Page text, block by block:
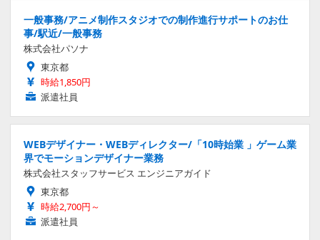
一般事務/アニメ制作スタジオでの制作進行サポートのお仕
事/駅近/一般事務
株式会社パソナ
東京都
時給1,850円
派遣社員
WEBデザイナー・WEBディレクター/「10時始業 」ゲーム業
界でモーションデザイナー業務
株式会社スタッフサービス エンジニアガイド
東京都
時給2,700円～
派遣社員